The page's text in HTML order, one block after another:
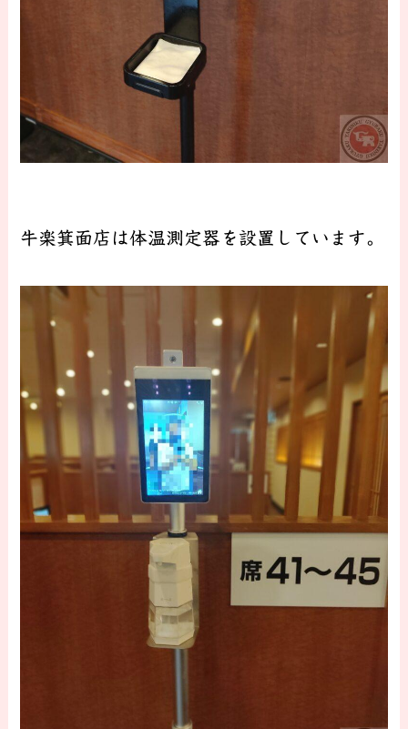
牛楽箕面店は体温測定器を設置しています。